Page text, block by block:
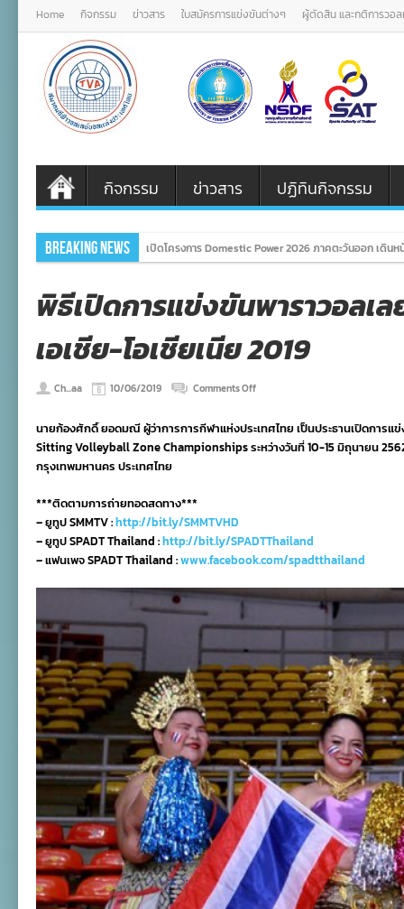
Home กิจกรรม ข่าวสาร ใบสมัครการแข่งขันต่างๆ ผู้ตัดสิน และกติการวอ
กิจกรรม ข่าวสาร ปฏิทินกิจกรรม
Breaking News เปิดโครงการ Domestic Power 2026 ภาคตะวันออก เดิน
พิธีเปิดการแข่งขันพาราวอลเ
เอเชีย-โอเชียเนีย 2019
Ch...aa 10/06/2019 Comments Offon
การ
แข่งขัน
เชีย
เนีย
นายก้องศักดิ์ ยอดมณี ผู้ว่าการการกีฬาแห่งประเทศไทย เป็นประธานเปิดการ
Sitting Volleyball Zone Championships ระหว่างวันที่ 10-15 มิถุนายน
กรุงเทพมหานคร ประเทศไทย
***ติดตามการถ่ายทอดสดทาง***
– ยูทูป SMMTV :http://bit.ly/SMMTVHD
– ยูทูป SPADT Thailand :http://bit.ly/SPADTThailand
– แฟนเพจ SPADT Thailand :www.facebook.com/spadtthailand